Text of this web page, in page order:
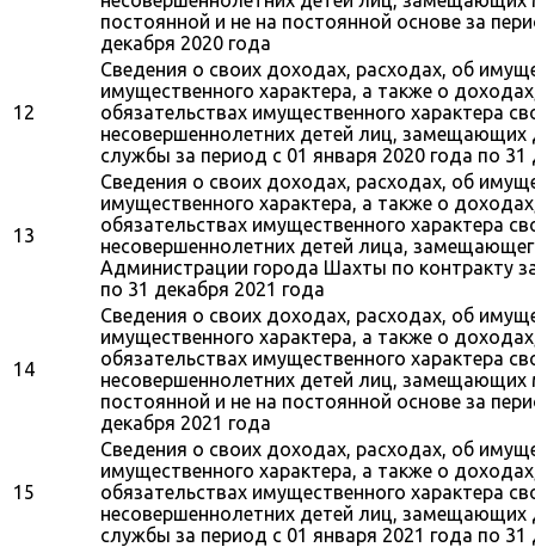
постоянной и не на постоянной основе за
декабря 2020 года
12
Сведения о своих доходах, расходах, об
имущественного характера, а также о
обязательствах имущественного характера
несовершеннолетних детей лиц,
службы за период с 01 января 2020 года по 31
13
Сведения о своих доходах, расходах, об
имущественного характера, а также о
обязательствах имущественного характера
несовершеннолетних детей лица,
Администрации города Шахты по контракту
по 31 декабря 2021 года
14
Сведения о своих доходах, расходах, об
имущественного характера, а также о
обязательствах имущественного характера
несовершеннолетних детей лиц,
постоянной и не на постоянной основе за
декабря 2021 года
15
Сведения о своих доходах, расходах, об
имущественного характера, а также о
обязательствах имущественного характера
несовершеннолетних детей лиц,
службы за период с 01 января 2021 года по 31